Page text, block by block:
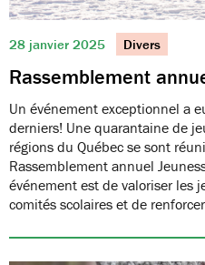
28 janvier 2025 Divers
Rassemblement
Un événement exceptionnel a
derniers! Une quarantaine de
régions du Québec se sont
Rassemblement annuel
événement est de valoriser les
comités scolaires et de renforcer